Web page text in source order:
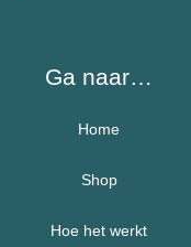
Ga naar…
Home
Over BeSafeCharm – ons
Shop
Armbanden
Hoe het werkt